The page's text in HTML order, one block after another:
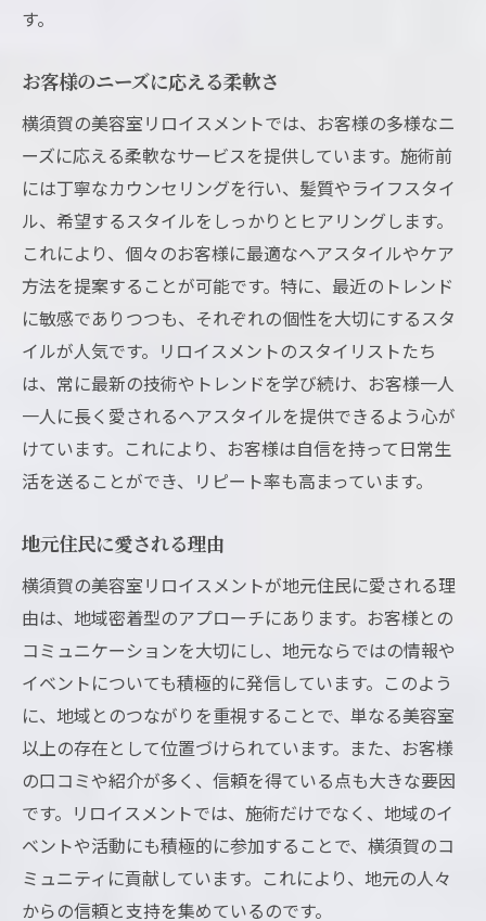
す。
お客様のニーズに応える柔軟さ
横須賀の美容室リロイスメントでは、お客様の多様なニ
ーズに応える柔軟なサービスを提供しています。施術前
には丁寧なカウンセリングを行い、髪質やライフスタイ
ル、希望するスタイルをしっかりとヒアリングします。
これにより、個々のお客様に最適なヘアスタイルやケア
方法を提案することが可能です。特に、最近のトレンド
に敏感でありつつも、それぞれの個性を大切にするスタ
イルが人気です。リロイスメントのスタイリストたち
は、常に最新の技術やトレンドを学び続け、お客様一人
一人に長く愛されるヘアスタイルを提供できるよう心が
けています。これにより、お客様は自信を持って日常生
活を送ることができ、リピート率も高まっています。
地元住民に愛される理由
横須賀の美容室リロイスメントが地元住民に愛される理
由は、地域密着型のアプローチにあります。お客様との
コミュニケーションを大切にし、地元ならではの情報や
イベントについても積極的に発信しています。このよう
に、地域とのつながりを重視することで、単なる美容室
以上の存在として位置づけられています。また、お客様
の口コミや紹介が多く、信頼を得ている点も大きな要因
です。リロイスメントでは、施術だけでなく、地域のイ
ベントや活動にも積極的に参加することで、横須賀のコ
ミュニティに貢献しています。これにより、地元の人々
からの信頼と支持を集めているのです。